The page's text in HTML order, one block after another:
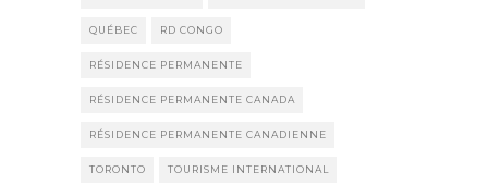
QUÉBEC RD CONGO
RÉSIDENCE PERMANENTE
RÉSIDENCE PERMANENTE CANADA
RÉSIDENCE PERMANENTE CANADIENNE
TORONTO TOURISME INTERNATIONAL